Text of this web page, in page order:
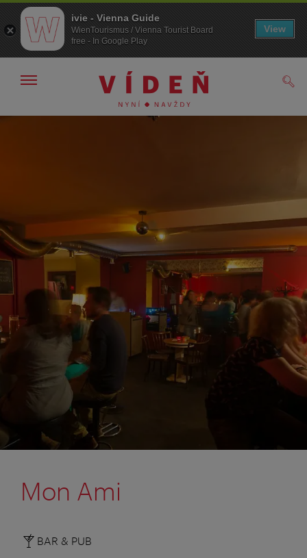
Přejít
Přejít
Zobrazit/skrýt
Mon Ami
BAR & PUB
ivie - Vienna Guide
WienTourismus / Vienna Tourist Board
free - In Google Play
View